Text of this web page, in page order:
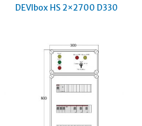
DEVIbox HS 2×2700 D330